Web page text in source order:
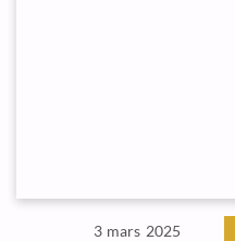
3 mars 2025